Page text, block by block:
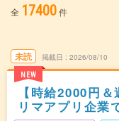
全 17400件
未読
NEW
掲載日 2026/08/10
【時給2000円
リマアプリ企業